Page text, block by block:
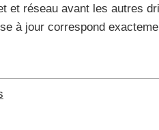
et réseau avant les autres
à jour correspond